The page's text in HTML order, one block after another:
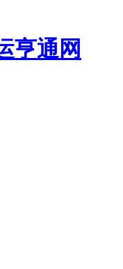
亨通网